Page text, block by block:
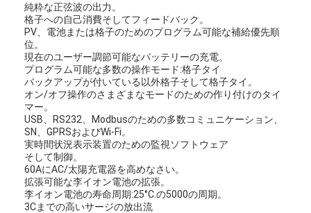
純粋な正弦波の出力。
格子への自己消費そしてフィードバック。
PV、電池または格子のためのプログラム可能な補給優先順
位。
現在のユーザー調節可能なバッテリーの充電。
プログラム可能な多数の操作モード:格子タイ
バックアップが付いている以外格子そして格子タイ。
オン/オフ操作のさまざまなモードのための作り付けのタイ
マー。
USB、RS232、Modbusのための多数コミュニケーション、
SN、GPRSおよびWi-Fi。
実時間状況表示装置のための監視ソフトウェア
そして制御。
60AにAC/太陽充電器を高めなさい。
拡張可能な李イオン電池の拡張。
李イオン電池の寿命周期:25°C.の5000の周期。
3Cまでの高いサージの放出流